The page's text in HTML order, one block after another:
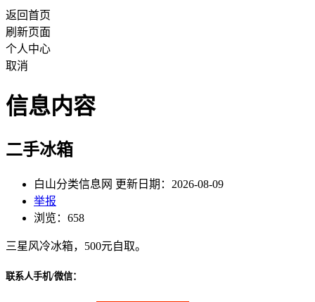
返回首页
刷新页面
个人中心
取消
信息内容
二手冰箱
白山分类信息网 更新日期：2026-08-09
举报
浏览：658
三星风冷冰箱，500元自取。
联系人手机/微信：